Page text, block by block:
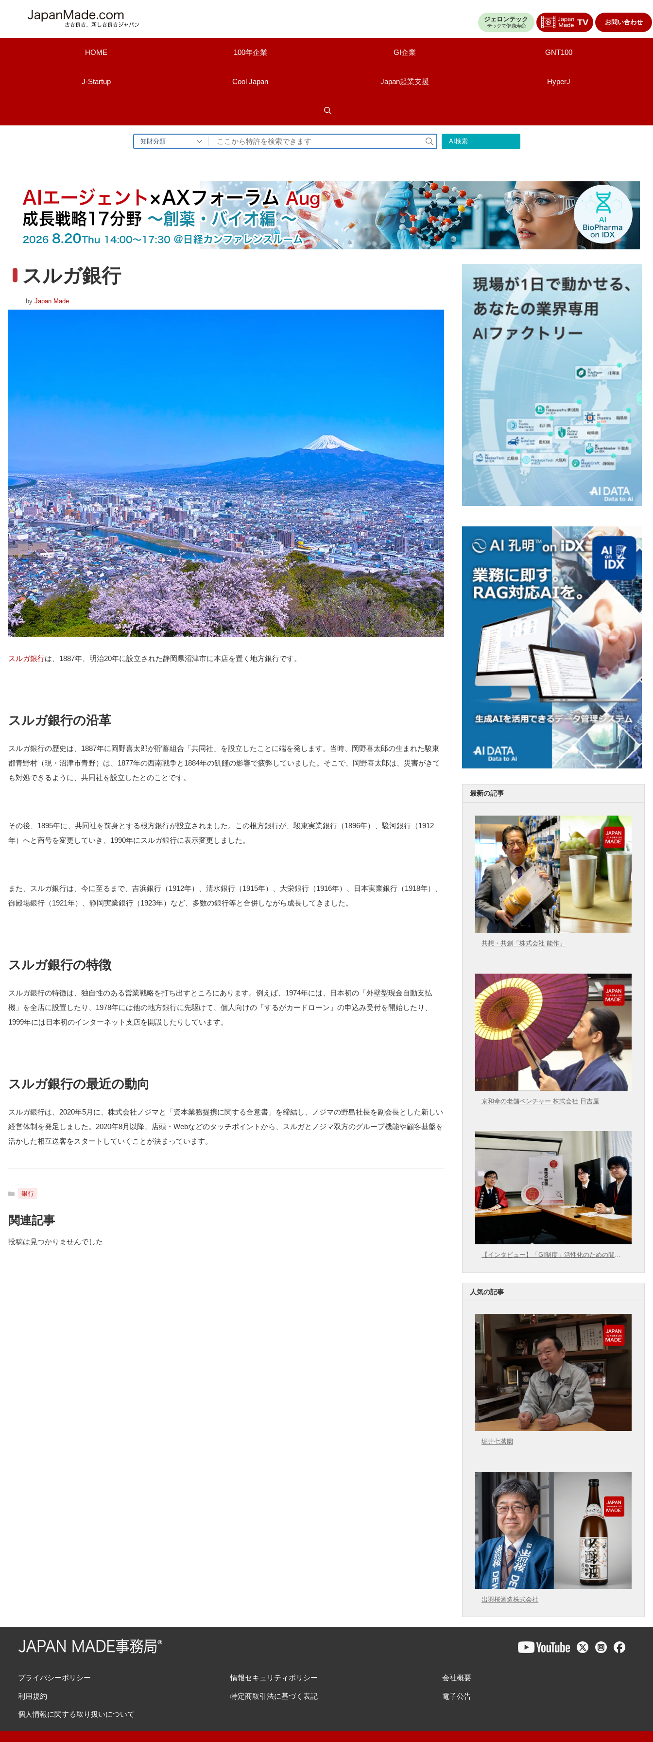
ジェロンテック
テックで健康寿命 お問い合わせ
HOME 100年企業 GI企業 GNT100
J-Startup Cool Japan Japan起業支援 HyperJ
知財分類
検
索
AI検索
スルガ銀行
by Japan Made
スルガ銀行は、1887年、明治20年に設立された静岡県沼津市に本店を置く地方銀行です。
スルガ銀行の沿革
スルガ銀行の歴史は、1887年に岡野喜太郎が貯蓄組合「共同社」を設立したことに端を発します。当時、岡野喜太郎の生まれた駿東
郡青野村（現・沼津市青野）は、1877年の西南戦争と1884年の飢饉の影響で疲弊していました。そこで、岡野喜太郎は、災害がきて
も対処できるように、共同社を設立したとのことです。
その後、1895年に、共同社を前身とする根方銀行が設立されました。この根方銀行が、駿東実業銀行（1896年）、駿河銀行（1912
年）へと商号を変更していき、1990年にスルガ銀行に表示変更しました。
また、スルガ銀行は、今に至るまで、吉浜銀行（1912年）、清水銀行（1915年）、大栄銀行（1916年）、日本実業銀行（1918年）、
御殿場銀行（1921年）、静岡実業銀行（1923年）など、多数の銀行等と合併しながら成長してきました。
スルガ銀行の特徴
スルガ銀行の特徴は、独自性のある営業戦略を打ち出すところにあります。例えば、1974年には、日本初の「外壁型現金自動支払
機」を全店に設置したり、1978年には他の地方銀行に先駆けて、個人向けの「するがカードローン」の申込み受付を開始したり、
1999年には日本初のインターネット支店を開設したりしています。
スルガ銀行の最近の動向
スルガ銀行は、2020年5月に、株式会社ノジマと「資本業務提携に関する合意書」を締結し、ノジマの野島社長を副会長とした新しい
経営体制を発足しました。2020年8月以降、店頭・Webなどのタッチポイントから、スルガとノジマ双方のグループ機能や顧客基盤を
活かした相互送客をスタートしていくことが決まっています。
カ
リ
ー
銀行
関連記事
投稿は見つかりませんでした
最新の記事
共想・共創「株式会社 能作」
京和傘の老舗ベンチャー 株式会社 日吉屋
【インタビュー】「GI制度」活性化のための間口
人気の記事
堀井七茗園
出羽桜酒造株式会社
プライバシーポリシー
利用規約
個人情報に関する取り扱いについて
情報セキュリティポリシー
特定商取引法に基づく表記
会社概要
電子公告